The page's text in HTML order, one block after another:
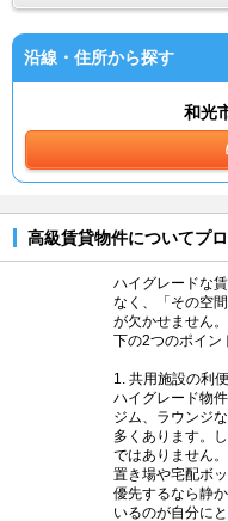
沿線・住所から探す
和光
高級賃貸物件についてプ
ハイグレードな
なく、「その空
が欠かせません
下の2つのポイン
1. 共用施設の利
ハイグレード物
ジム、ラウンジ
多くあります。
ではありません
置き場や宅配ボ
優先するなら静
いるのが自分に